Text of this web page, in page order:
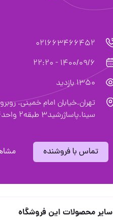
021663466452
1400/09/6 - 22:20
1350 بازدید
تهران.خیابان امام خمینی.
سینا.پاساژرشید3 طبقه2 واحد4
تماس با فروشنده
سایر محصولات این فروشگاه